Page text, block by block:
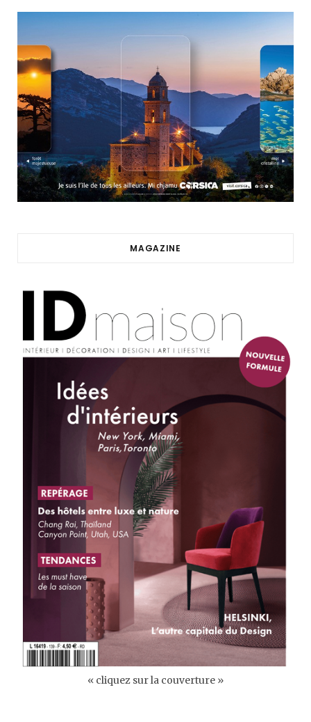
MAGAZINE
« cliquez sur la couverture »